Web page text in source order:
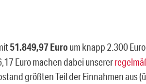
51.849,97 Euro um knapp 2.300
Euro machen dabei unserer
größten Teil der Einnahmen aus